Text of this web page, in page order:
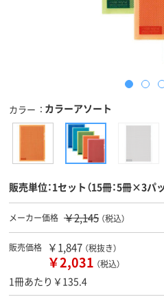
カラー カラーアソート
販売単位：1セット（15冊：5冊×3パ
メーカー価格 ￥2,145 （税込）
販売価格 ￥1,847 （税抜き）
￥2,031 （税込）
1冊あたり￥135.4